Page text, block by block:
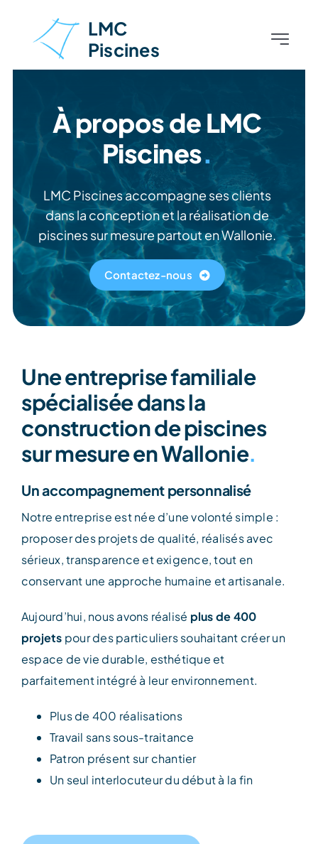
LMC
Piscines
Toggle
À propos
Aménagements extérieurs
Nos réalisations
Contact
À propos de LMC
Piscines.
LMC Piscines accompagne ses clients
dans la conception et la réalisation de
piscines sur mesure partout en Wallonie.
Contactez-nous
Une entreprise familiale
spécialisée dans la
construction de piscines
sur mesure en Wallonie.
Un accompagnement personnalisé
Notre entreprise est née d’une volonté simple :
proposer des projets de qualité, réalisés avec
sérieux, transparence et exigence, tout en
conservant une approche humaine et artisanale.
Aujourd’hui, nous avons réalisé plus de 400
projets pour des particuliers souhaitant créer un
espace de vie durable, esthétique et
parfaitement intégré à leur environnement.
Plus de 400 réalisations
Travail sans sous-traitance
Patron présent sur chantier
Un seul interlocuteur du début à la fin